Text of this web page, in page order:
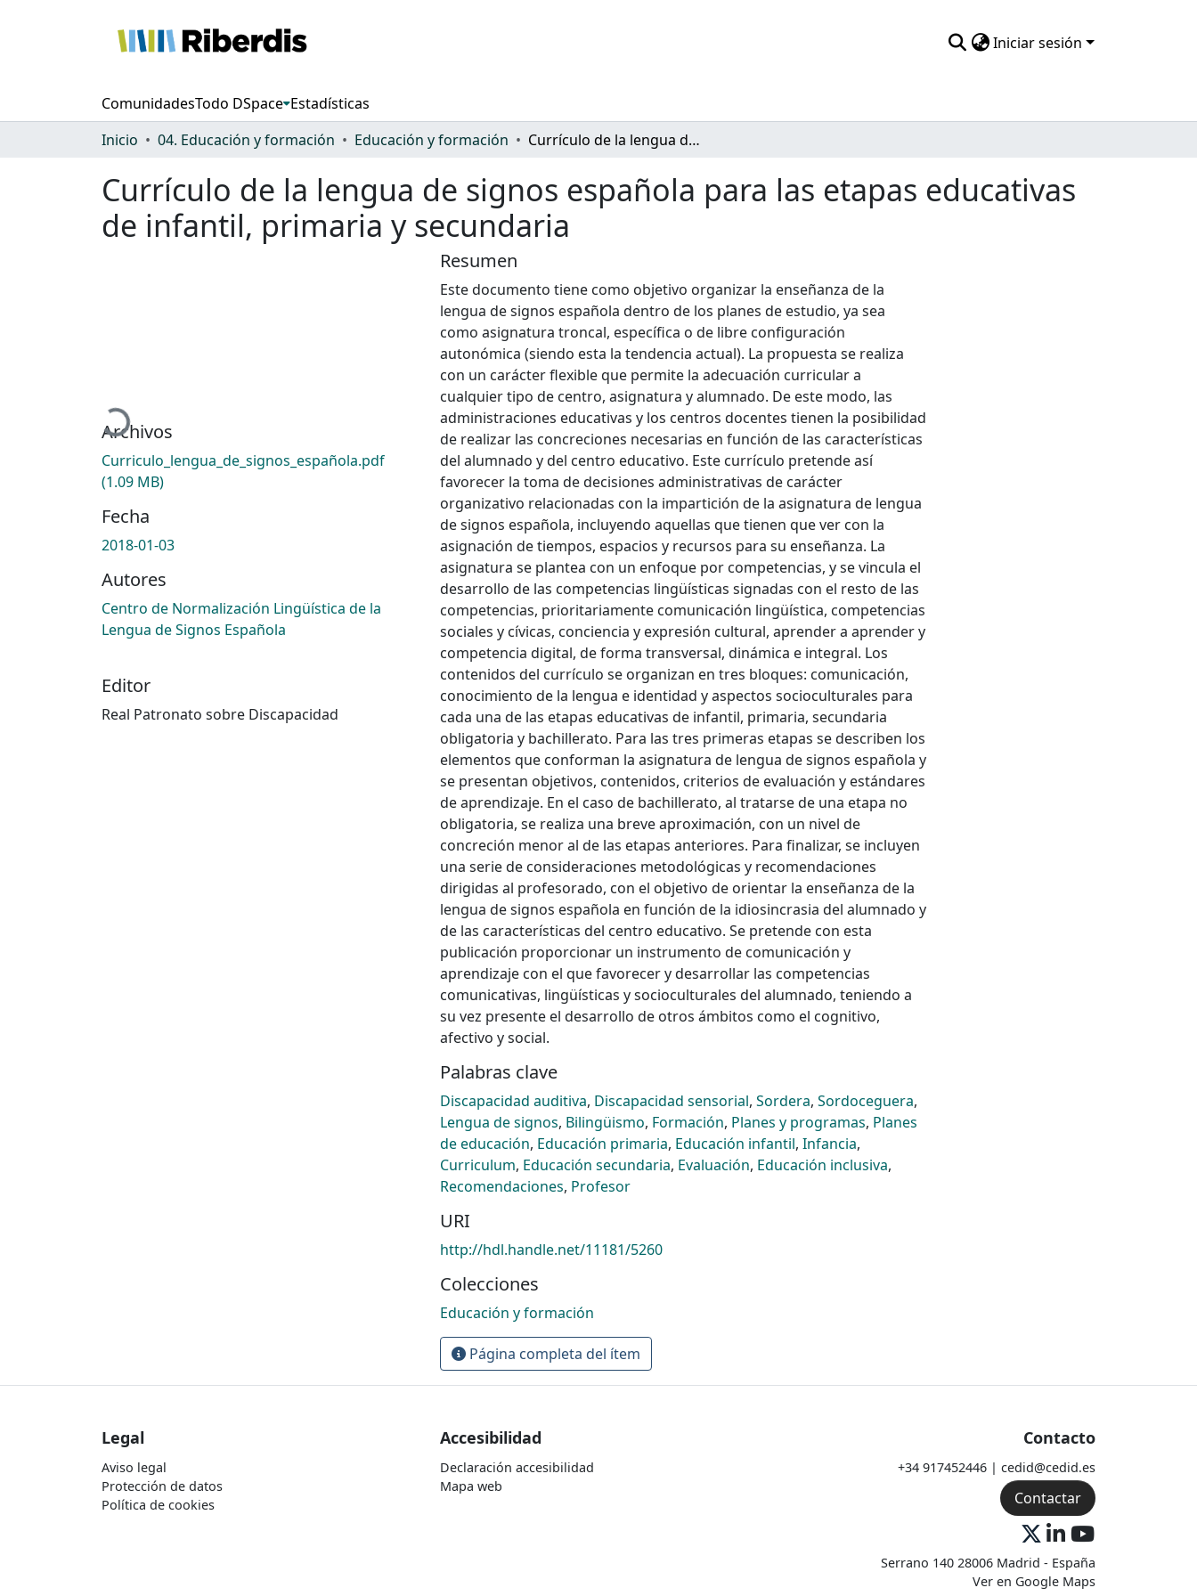
Iniciar sesión
ComunidadesTodo DSpace Estadísticas
Inicio
04. Educación y formación Educación y formación Currículo de la lengua de signos española para las etapas educativas de infantil, primaria y secundaria
Currículo de la lengua de signos española para las etapas educativas
de infantil, primaria y secundaria
Cargando...
Archivos
Curriculo_lengua_de_signos_española.pdf
(1.09 MB)
Fecha
2018-01-03
Autores
Centro de Normalización Lingüística de la
Lengua de Signos Española
Editor
Real Patronato sobre Discapacidad
Resumen
Este documento tiene como objetivo organizar la enseñanza de la
lengua de signos española dentro de los planes de estudio, ya sea
como asignatura troncal, específica o de libre configuración
autonómica (siendo esta la tendencia actual). La propuesta se realiza
con un carácter flexible que permite la adecuación curricular a
cualquier tipo de centro, asignatura y alumnado. De este modo, las
administraciones educativas y los centros docentes tienen la posibilidad
de realizar las concreciones necesarias en función de las características
del alumnado y del centro educativo. Este currículo pretende así
favorecer la toma de decisiones administrativas de carácter
organizativo relacionadas con la impartición de la asignatura de lengua
de signos española, incluyendo aquellas que tienen que ver con la
asignación de tiempos, espacios y recursos para su enseñanza. La
asignatura se plantea con un enfoque por competencias, y se vincula el
desarrollo de las competencias lingüísticas signadas con el resto de las
competencias, prioritariamente comunicación lingüística, competencias
sociales y cívicas, conciencia y expresión cultural, aprender a aprender y
competencia digital, de forma transversal, dinámica e integral. Los
contenidos del currículo se organizan en tres bloques: comunicación,
conocimiento de la lengua e identidad y aspectos socioculturales para
cada una de las etapas educativas de infantil, primaria, secundaria
obligatoria y bachillerato. Para las tres primeras etapas se describen los
elementos que conforman la asignatura de lengua de signos española y
se presentan objetivos, contenidos, criterios de evaluación y estándares
de aprendizaje. En el caso de bachillerato, al tratarse de una etapa no
obligatoria, se realiza una breve aproximación, con un nivel de
concreción menor al de las etapas anteriores. Para finalizar, se incluyen
una serie de consideraciones metodológicas y recomendaciones
dirigidas al profesorado, con el objetivo de orientar la enseñanza de la
lengua de signos española en función de la idiosincrasia del alumnado y
de las características del centro educativo. Se pretende con esta
publicación proporcionar un instrumento de comunicación y
aprendizaje con el que favorecer y desarrollar las competencias
comunicativas, lingüísticas y socioculturales del alumnado, teniendo a
su vez presente el desarrollo de otros ámbitos como el cognitivo,
afectivo y social.
Palabras clave
Discapacidad auditiva, Discapacidad sensorial, Sordera, Sordoceguera,
Lengua de signos, Bilingüismo, Formación, Planes y programas, Planes
de educación, Educación primaria, Educación infantil, Infancia,
Curriculum, Educación secundaria, Evaluación, Educación inclusiva,
Recomendaciones, Profesor
URI
http://hdl.handle.net/11181/5260
Colecciones
Educación y formación
Página completa del ítem
Legal
Aviso legal
Protección de datos
Política de cookies
Accesibilidad
Declaración accesibilidad
Mapa web
Contacto
+34 917452446 | cedid@cedid.es
Contactar
Serrano 140 28006 Madrid - España
Ver en Google Maps